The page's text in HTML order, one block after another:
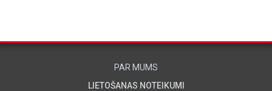
PAR MUMS
LIETOŠANAS NOTEIKUMI